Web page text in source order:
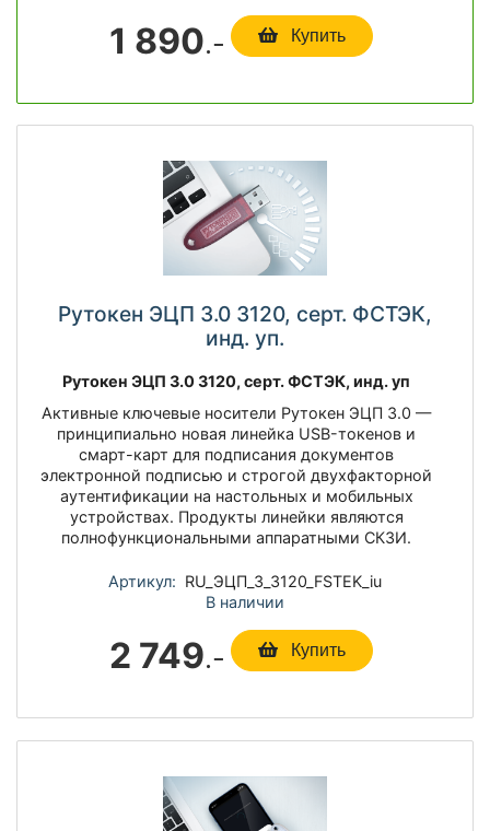
1 890.- Купить
Рутокен ЭЦП 3.0 3120, серт. ФСТЭК,
инд. уп.
Рутокен ЭЦП 3.0 3120, серт. ФСТЭК, инд. уп
Активные ключевые носители Рутокен ЭЦП 3.0 —
принципиально новая линейка USB-токенов и
смарт-карт для подписания документов
электронной подписью и строгой двухфакторной
аутентификации на настольных и мобильных
устройствах. Продукты линейки являются
полнофункциональными аппаратными СКЗИ.
Артикул: RU_ЭЦП_3_3120_FSTEK_iu
В наличии
2 749.- Купить